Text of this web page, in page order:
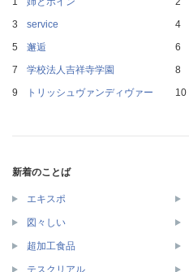
service
邂逅
学校法人吉祥寺学園
トリッシュヴァンディヴァー
新着のことば
エキスポ
図々しい
超加工食品
テスクリアル